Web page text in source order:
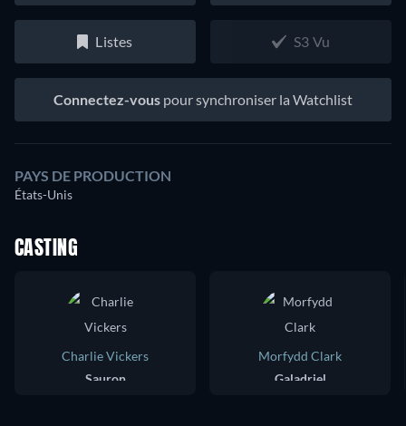
Listes S3 Vu
Connectez-vous pour synchroniser la Watchlist
PAYS DE PRODUCTION
États-Unis
CASTING
Charlie Vickers
Sauron
Morfydd Clark
Galadriel